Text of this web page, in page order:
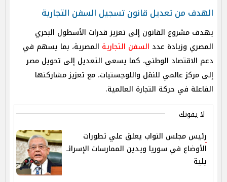
الهدف من تعديل قانون تسجيل السفن التجارية
يهدف مشروع القانون إلى تعزيز قدرات الأسطول البحري
المصري وزيادة عدد السفن التجارية المصرية، بما يسهم في
دعم الاقتصاد الوطني، كما يسعى التعديل إلى تحويل مصر
إلى مركز عالمي للنقل واللوجستيات، مع تعزيز مشاركتها
الفاعلة في حركة التجارة العالمية.
لا يفوتك
رئيس مجلس النواب يعلق علي تطورات
الأوضاع في سوريا ويدين الممارسات الإسرائـ
يلية